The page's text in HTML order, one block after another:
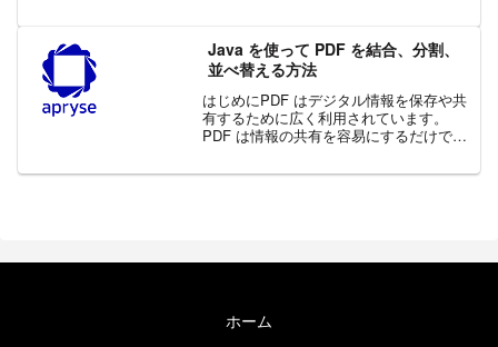
メラと巻き尺だけで現場測定が可能とな
ります。今...
Java を使って PDF を結合、分割、
並べ替える方法
はじめにPDF はデジタル情報を保存や共
有するために広く利用されています。
PDF は情報の共有を容易にするだけでな
アに関わらず、情報を確実に表示しま
ホーム